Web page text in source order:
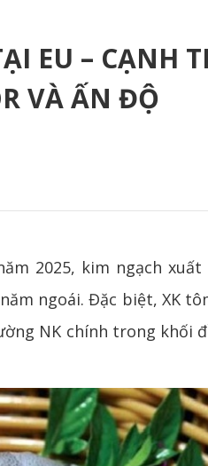
EU – CẠNH
VÀ ẤN ĐỘ
2025, kim ngạch
ngoái. Đặc biệt, XK
NK chính trong khối